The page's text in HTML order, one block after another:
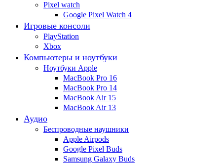
Pixel watch
Google Pixel Watch 4
Игровые консоли
PlayStation
Xbox
Компьютеры и ноутбуки
Ноутбуки Apple
MacBook Pro 16
MacBook Pro 14
MacBook Air 15
MacBook Air 13
Аудио
Беспроводные наушники
Apple Airpods
Google Pixel Buds
Samsung Galaxy Buds